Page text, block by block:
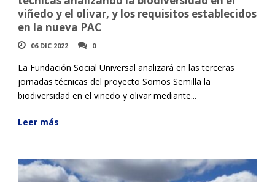
viñedo y el olivar, y los requisitos establecidos
en la nueva PAC
06 DIC 2022 0
La Fundación Social Universal analizará en las terceras
jornadas técnicas del proyecto Somos Semilla la
biodiversidad en el viñedo y olivar mediante...
Leer más